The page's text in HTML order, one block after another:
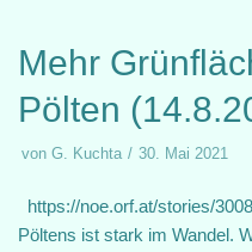
Mehr
Pölten
von G. Kuchta 30. Mai 2021
https://noe.orf.at/stories/
Pöltens ist stark im Wandel.